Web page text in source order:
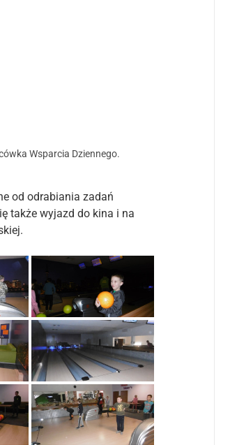
Wsparcia Dziennego.
od odrabiania zadań
także wyjazd do kina i na